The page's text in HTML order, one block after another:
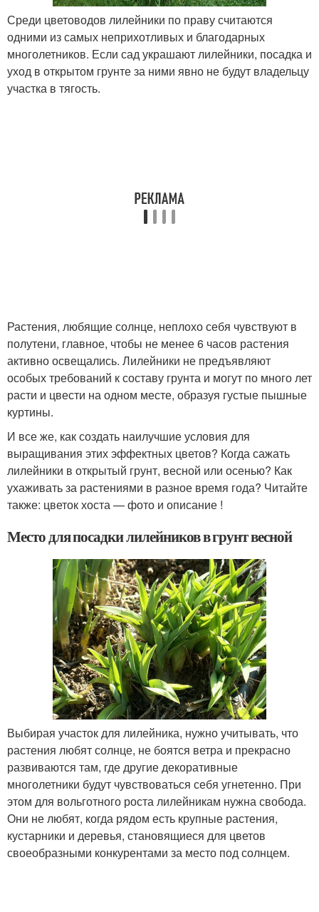
Среди цветоводов лилейники по праву считаются
одними из самых неприхотливых и благодарных
многолетников. Если сад украшают лилейники, посадка и
уход в открытом грунте за ними явно не будут владельцу
участка в тягость.
Растения, любящие солнце, неплохо себя чувствуют в
полутени, главное, чтобы не менее 6 часов растения
активно освещались. Лилейники не предъявляют
особых требований к составу грунта и могут по много лет
расти и цвести на одном месте, образуя густые пышные
куртины.
И все же, как создать наилучшие условия для
выращивания этих эффектных цветов? Когда сажать
лилейники в открытый грунт, весной или осенью? Как
ухаживать за растениями в разное время года? Читайте
также: цветок хоста — фото и описание !
Место для посадки лилейников в грунт весной
Выбирая участок для лилейника, нужно учитывать, что
растения любят солнце, не боятся ветра и прекрасно
развиваются там, где другие декоративные
многолетники будут чувствоваться себя угнетенно. При
этом для вольготного роста лилейникам нужна свобода.
Они не любят, когда рядом есть крупные растения,
кустарники и деревья, становящиеся для цветов
своеобразными конкурентами за место под солнцем.